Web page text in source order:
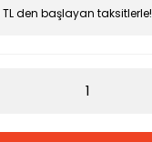
TL den başlayan taksitlerle!